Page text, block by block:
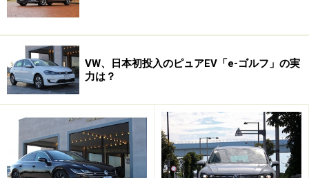
べて、全長・ホイールベースともにより長く、より幅広
になって、室内スペースが大幅に広がったのだ。車高は
少し下げられたけれども、前後左右にできた余裕がそれ
を相殺してあまりある。
このサイズ変更は、スタイリングの見映えにも効く。現
行ゴルフと同様に、水平感が強調されており、幅広でど
VW、日本初投入のピュアEV「e-ゴルフ」の実
力は？